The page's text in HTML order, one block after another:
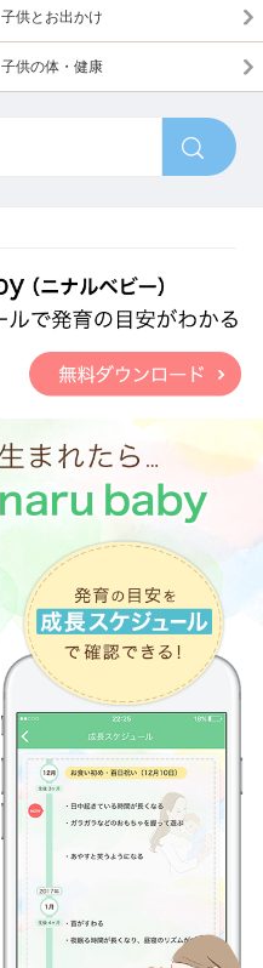
子供とお出かけ
子供の体・健康